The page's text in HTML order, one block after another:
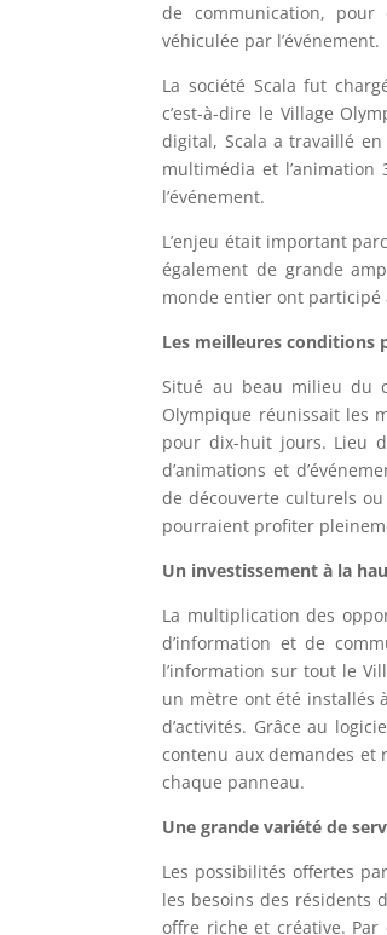
de communication,
véhiculée par l’événement.
La société Scala fut
c’est-à-dire le Village
digital, Scala a travaillé
multimédia et l’animation
l’événement.
L’enjeu était important
également de grande
monde entier ont participé
Les meilleures
Situé au beau milieu du
Olympique réunissait les
pour dix-huit jours. Lieu
d’animations et
de découverte culturels
pourraient profiter
Un investissement à la
La multiplication des
d’information et de
l’information sur tout le
un mètre ont été installés
d’activités. Grâce au
contenu aux demandes et
chaque panneau.
Une grande variété de
Les possibilités offertes
les besoins des résidents
offre riche et créative.